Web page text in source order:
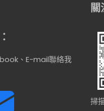
、E-mail聯絡我
關
掃